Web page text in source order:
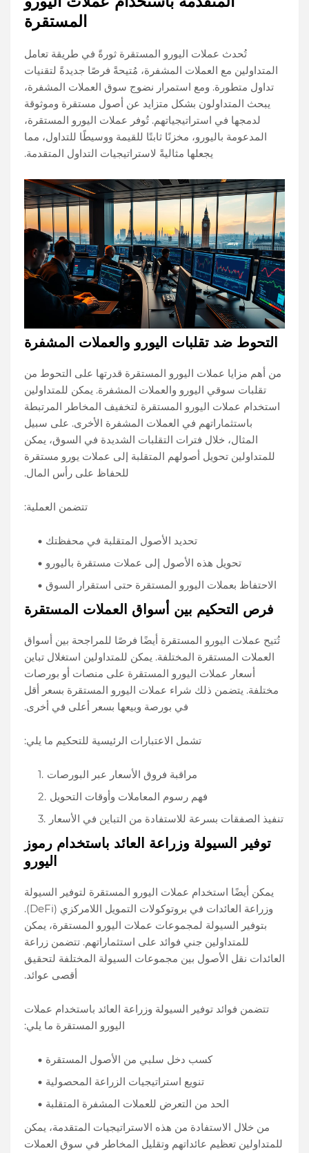
المستقرة
تُحدث عملات اليورو المستقرة ثورةً في طريقة تعامل
المتداولين مع العملات المشفرة، مُتيحةً فرصًا جديدةً لتقنيات
تداول متطورة. ومع استمرار نضوج سوق العملات المشفرة،
يبحث المتداولون بشكل متزايد عن أصول مستقرة وموثوقة
لدمجها في استراتيجياتهم. تُوفر عملات اليورو المستقرة،
المدعومة باليورو، مخزنًا ثابتًا للقيمة ووسيطًا للتداول، مما
يجعلها مثاليةً لاستراتيجيات التداول المتقدمة.
التحوط ضد تقلبات اليورو والعملات المشفرة
من أهم مزايا عملات اليورو المستقرة قدرتها على التحوط من
تقلبات سوقي اليورو والعملات المشفرة. يمكن للمتداولين
استخدام عملات اليورو المستقرة لتخفيف المخاطر المرتبطة
باستثماراتهم في العملات المشفرة الأخرى. على سبيل
المثال، خلال فترات التقلبات الشديدة في السوق، يمكن
للمتداولين تحويل أصولهم المتقلبة إلى عملات يورو مستقرة
للحفاظ على رأس المال.
تتضمن العملية:
تحديد الأصول المتقلبة في محفظتك
تحويل هذه الأصول إلى عملات مستقرة باليورو
الاحتفاظ بعملات اليورو المستقرة حتى استقرار السوق
فرص التحكيم بين أسواق العملات المستقرة
تُتيح عملات اليورو المستقرة أيضًا فرصًا للمراجحة بين أسواق
العملات المستقرة المختلفة. يمكن للمتداولين استغلال تباين
أسعار عملات اليورو المستقرة على منصات أو بورصات
مختلفة. يتضمن ذلك شراء عملات اليورو المستقرة بسعر أقل
في بورصة وبيعها بسعر أعلى في أخرى.
تشمل الاعتبارات الرئيسية للتحكيم ما يلي:
مراقبة فروق الأسعار عبر البورصات
فهم رسوم المعاملات وأوقات التحويل
تنفيذ الصفقات بسرعة للاستفادة من التباين في الأسعار
توفير السيولة وزراعة العائد باستخدام رموز
اليورو
يمكن أيضًا استخدام عملات اليورو المستقرة لتوفير السيولة
وزراعة العائدات في بروتوكولات التمويل اللامركزي (DeFi).
بتوفير السيولة لمجموعات عملات اليورو المستقرة، يمكن
للمتداولين جني فوائد على استثماراتهم. تتضمن زراعة
العائدات نقل الأصول بين مجموعات السيولة المختلفة لتحقيق
أقصى عوائد.
تتضمن فوائد توفير السيولة وزراعة العائد باستخدام عملات
اليورو المستقرة ما يلي:
كسب دخل سلبي من الأصول المستقرة
تنويع استراتيجيات الزراعة المحصولية
الحد من التعرض للعملات المشفرة المتقلبة
من خلال الاستفادة من هذه الاستراتيجيات المتقدمة، يمكن
للمتداولين تعظيم عائداتهم وتقليل المخاطر في سوق العملات